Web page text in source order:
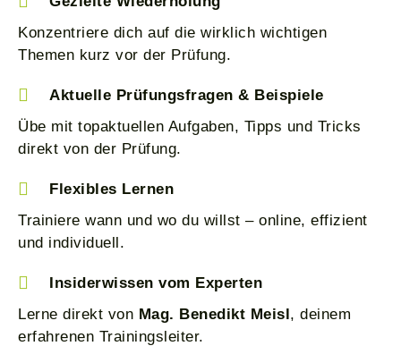
Konzentriere dich auf die wirklich wichtigen
Themen kurz vor der Prüfung.
Aktuelle Prüfungsfragen & Beispiele
Übe mit topaktuellen Aufgaben, Tipps und Tricks
direkt von der Prüfung.
Flexibles Lernen
Trainiere wann und wo du willst – online, effizient
und individuell.
Insiderwissen vom Experten
Lerne direkt von Mag. Benedikt Meisl, deinem
erfahrenen Trainingsleiter.